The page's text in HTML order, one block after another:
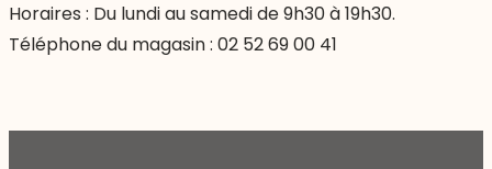
Horaires : Du lundi au samedi de 9h30 à 19h30.
Téléphone du magasin : 02 52 69 00 41